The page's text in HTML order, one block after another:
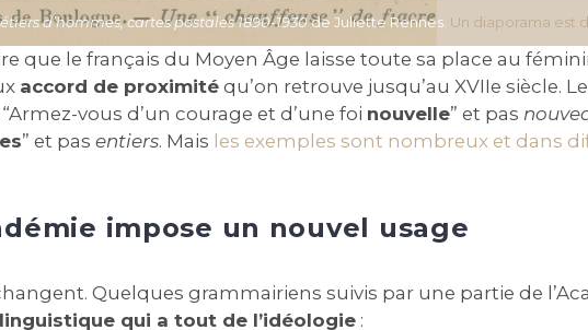
d’hommes, cartes postales 1890-1930de Juliette Rennes. Un diaporama est
que le français du Moyen Âge laisse toute sa place au
accord de proximité qu’on retrouve jusqu’au XVIIe siècle.
vous d’un courage et d’une foi nouvelle” et pas
” et pas entiers. Mais les exemples sont nombreux et dans
impose un nouvel usage
Quelques grammairiens suivis par une partie de
qui a tout de l’idéologie :